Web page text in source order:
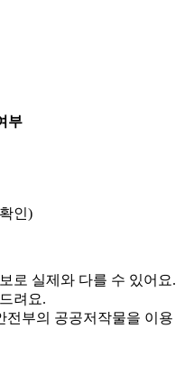
부
인)
로 실제와 다를 수 있어요.
려요.
전부의 공공저작물을 이용